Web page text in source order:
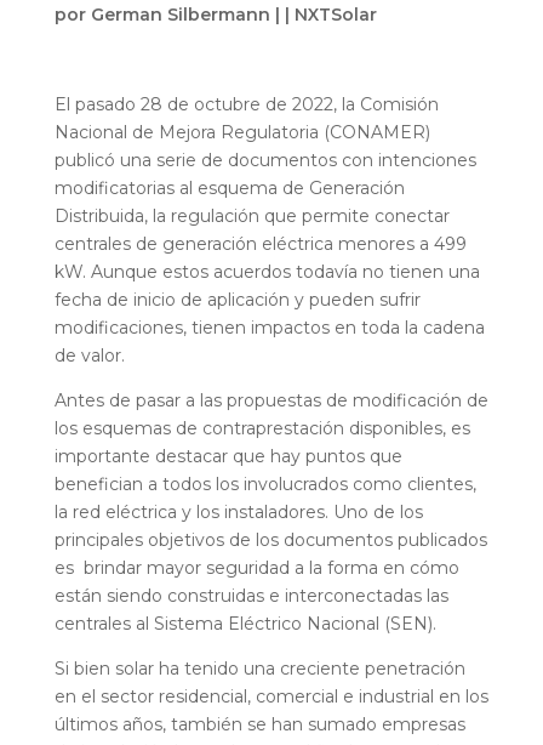
por German Silbermann | | NXTSolar
El pasado 28 de octubre de 2022, la Comisión
Nacional de Mejora Regulatoria (CONAMER)
publicó una serie de documentos con intenciones
modificatorias al esquema de Generación
Distribuida, la regulación que permite conectar
centrales de generación eléctrica menores a 499
kW. Aunque estos acuerdos todavía no tienen una
fecha de inicio de aplicación y pueden sufrir
modificaciones, tienen impactos en toda la cadena
de valor.
Antes de pasar a las propuestas de modificación de
los esquemas de contraprestación disponibles, es
importante destacar que hay puntos que
benefician a todos los involucrados como clientes,
la red eléctrica y los instaladores. Uno de los
principales objetivos de los documentos publicados
es brindar mayor seguridad a la forma en cómo
están siendo construidas e interconectadas las
centrales al Sistema Eléctrico Nacional (SEN).
Si bien solar ha tenido una creciente penetración
en el sector residencial, comercial e industrial en los
últimos años, también se han sumado empresas